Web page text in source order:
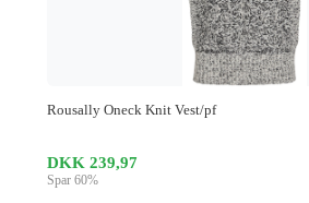
Rousally Oneck Knit Vest/pf
DKK 239,97
Spar 60%